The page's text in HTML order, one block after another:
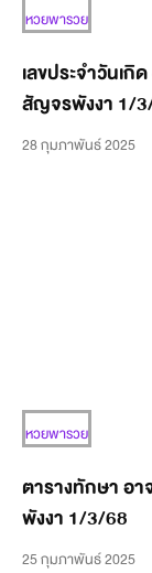
หวยพารวย
เลขประจำวันเ
สัญจรพังงา 1/
28 กุมภาพันธ์ 2025
หวยพารวย
ตารางทักษา อ
พังงา 1/3/68
25 กุมภาพันธ์ 2025